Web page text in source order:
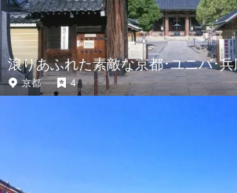
滾りあふれた素敵な京都･ユニバ･
京都 4